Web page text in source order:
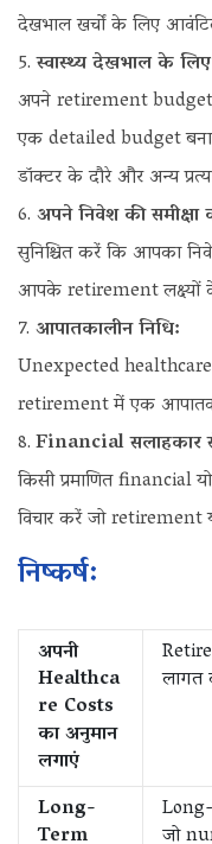
देखभाल खर्चों के लिए
स्वास्थ्य देखभाल के
अपने retirement budget
एक detailed budget
डॉक्टर के दौरे और अन्य
अपने निवेश की समीक्षा
सुनिश्चित करें कि आपका
आपके retirement लक्ष्यों
आपातकालीन निधि:
Unexpected
retirement में एक
Financial सलाहकार
किसी प्रमाणित financial
विचार करें जो retirement
निष्कर्ष:
अपनी
Healthca
re Costs
का अनुमान
लगाएं
Long-
Term जो